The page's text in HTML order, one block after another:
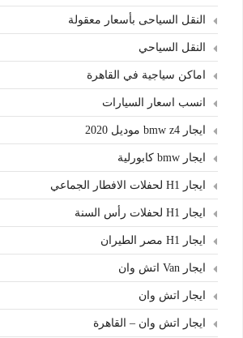
النقل السياحى بأسعار معقولة
النقل السياحي
اماكن سياجية في القاهرة
انسب اسعار السيارات
ايجار bmw z4 موديل 2020
ايجار bmw كابورلية
ايجار H1 لحفلات الافطار الجماعي
ايجار H1 لحفلات رأس السنة
ايجار H1 مصر الطيران
ايجار Van اتش وان
ايجار اتش وان
ايجار اتش وان – القاهرة